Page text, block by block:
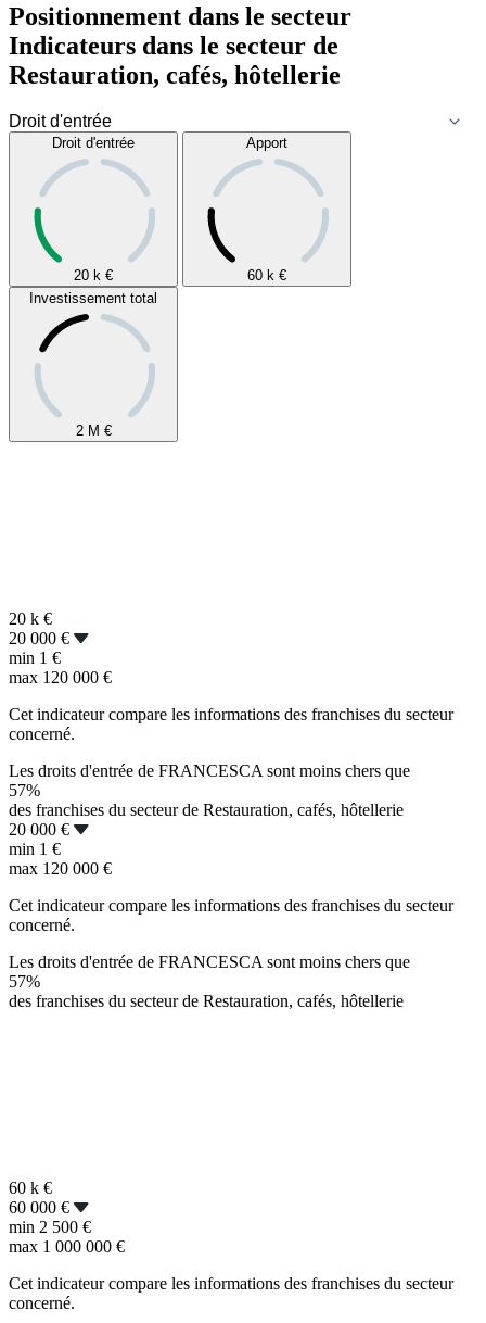
Positionnement dans le secteur
Indicateurs dans le secteur de
Restauration, cafés, hôtellerie
Droit d'entrée
20 k €
Apport
60 k €
Investissement total
2 M €
20 k €
20 000 €
min 1 €
max 120 000 €
Cet indicateur compare les informations des franchises du secteur
concerné.
Les droits d'entrée de FRANCESCA sont moins chers que
57%
des franchises du secteur de Restauration, cafés, hôtellerie
20 000 €
min 1 €
max 120 000 €
Cet indicateur compare les informations des franchises du secteur
concerné.
Les droits d'entrée de FRANCESCA sont moins chers que
57%
des franchises du secteur de Restauration, cafés, hôtellerie
60 k €
60 000 €
min 2 500 €
max 1 000 000 €
Cet indicateur compare les informations des franchises du secteur
concerné.